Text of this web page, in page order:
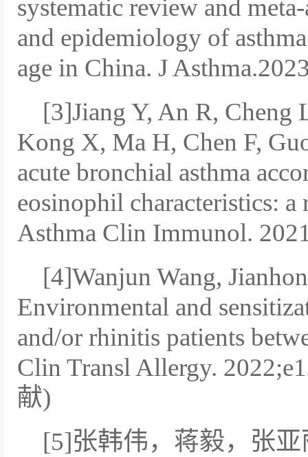
systematic review and
and epidemiology of
age in China. J
[3]Jiang Y, An R, Cheng
Kong X, Ma H, Chen F,
acute bronchial asthma
eosinophil characteristics:
Asthma Clin Immunol.
[4]Wanjun Wang,
Environmental and
and/or rhinitis patients
Clin Transl Allergy.
献)
[5]张韩伟，蒋毅，张